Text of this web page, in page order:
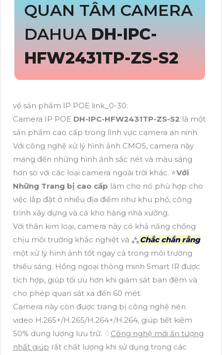
QUAN TÂM CAMERA
DAHUA DH-IPC-
HFW2431TP-ZS-S2
về sản phẩm IP POE link_0-30:
Camera IP POE DH-IPC-HFW2431TP-ZS-S2 là một
sản phẩm cao cấp trong lĩnh vực camera an ninh.
Với công nghệ xử lý hình ảnh CMOS, camera này
mang đến những hình ảnh sắc nét và màu sáng
hơn so với các loại camera ngoài trời khác. ⭐Với
Những Trang bị cao cấp làm cho nó phù hợp cho
việc lắp đặt ở nhiều địa điểm như khu phố, công
trình xây dựng và cả kho hàng nhà xưởng.
Với thân kim loại, camera này có khả năng chống
chịu môi trường khắc nghiệt và ⁂Chắc chắn rằng
một xử lý hình ảnh tốt ngay cả trong môi trường
thiếu sáng. Hồng ngoại thông minh Smart IR được
tích hợp, giúp tối ưu hơn khi giám sát ban đêm và
cho phép quan sát xa đến 60 mét.
Camera này còn được trang bị công nghệ nén
video H.265+/H.265/H.264+/H.264, giúp tiết kiệm
50% dung lượng lưu trữ. ♢Công nghệ mới ấn tượng
nhất giúp rất chất lượng khi sử dụng trong các